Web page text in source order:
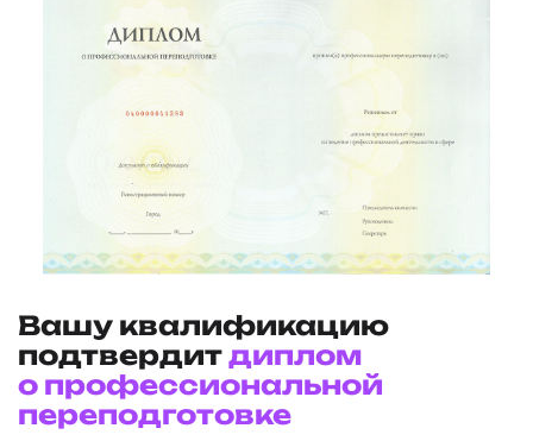
Вашу квалификацию
подтвердитдиплом
о профессиональной
переподготовке